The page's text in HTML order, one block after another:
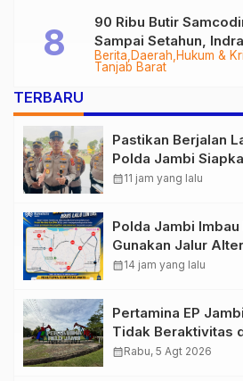
Berita Daerah Hukum &
Tanjab Barat
90 Ribu Butir
Sampai Setahun,
Audit Menyeluruh
TERBARU
Pastikan Berjalan
Polda Jambi
Berlapis untuk
calendar_month11 jam yang lalu
Polda Jambi
Gunakan Jalur
Pelaksanaan
calendar_month14 jam yang lalu
Pertamina EP
Tidak Beraktivitas
Migas Demi
calendar_monthRabu, 5 Agt 2026